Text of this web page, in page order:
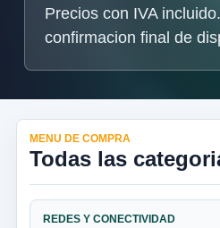
Precios con IVA
confirmacion final de
MENU DE COMPRA
Todas las
REDES Y CONECTIVIDAD